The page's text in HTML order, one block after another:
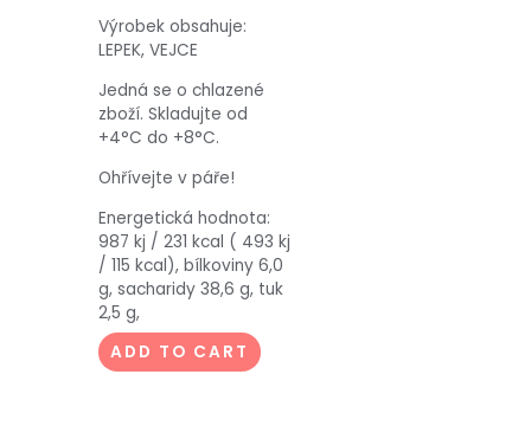
Výrobek obsahuje:
LEPEK, VEJCE
Jedná se o chlazené
zboží. Skladujte od
+4°C do +8°C.
Ohřívejte v páře!
Energetická hodnota:
987 kj / 231 kcal ( 493 kj
/ 115 kcal), bílkoviny 6,0
g, sacharidy 38,6 g, tuk
2,5 g,
ADD TO CART